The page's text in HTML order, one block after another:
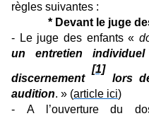
règles suivantes :
* Devant le juge des
- Le juge des enfants «
un entretien
discernement
[1]
lors
audition. » (article ici)
- A l’ouverture du